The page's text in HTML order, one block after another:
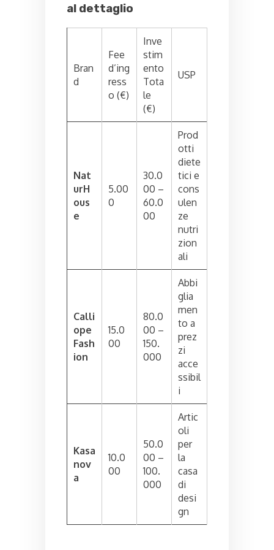
al dettaglio
Bran
d
Fee
d’ing
ress
o (€)
Inve
stim
ento
Tota
le
(€)
USP
Nat
urH
ous
e
5.00
0
30.0
00 –
60.0
00
Prod
otti
diete
tici e
cons
ulen
ze
nutri
zion
ali
Calli
ope
Fash
ion
15.0
00
80.0
00 –
150.
000
Abbi
glia
men
to a
prez
zi
acce
ssibil
i
Kasa
nov
a
10.0
00
50.0
00 –
100.
000
Artic
oli
per
la
casa
di
desi
gn